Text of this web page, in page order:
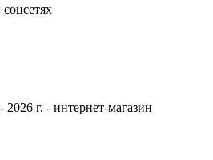
г. - интернет-магазин